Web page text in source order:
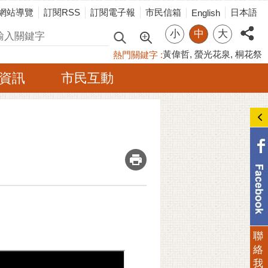
站導覽 訂閱RSS 訂閱電子報 市民信箱 English 日本語
小 中 大
熱門關鍵字 黃偉哲 螢光花泉 桐花祭
訊 市民互動
_
聯
絡
我